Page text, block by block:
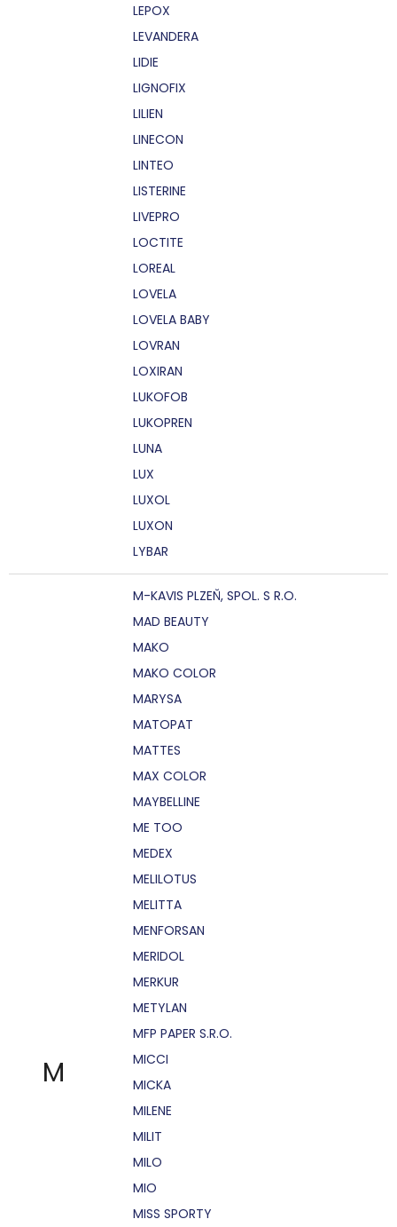
LEPOX
LEVANDERA
LIDIE
LIGNOFIX
LILIEN
LINECON
LINTEO
LISTERINE
LIVEPRO
LOCTITE
LOREAL
LOVELA
LOVELA BABY
LOVRAN
LOXIRAN
LUKOFOB
LUKOPREN
LUNA
LUX
LUXOL
LUXON
LYBAR
M
M-KAVIS PLZEŇ, SPOL. S R.O.
MAD BEAUTY
MAKO
MAKO COLOR
MARYSA
MATOPAT
MATTES
MAX COLOR
MAYBELLINE
ME TOO
MEDEX
MELILOTUS
MELITTA
MENFORSAN
MERIDOL
MERKUR
METYLAN
MFP PAPER S.R.O.
MICCI
MICKA
MILENE
MILIT
MILO
MIO
MISS SPORTY